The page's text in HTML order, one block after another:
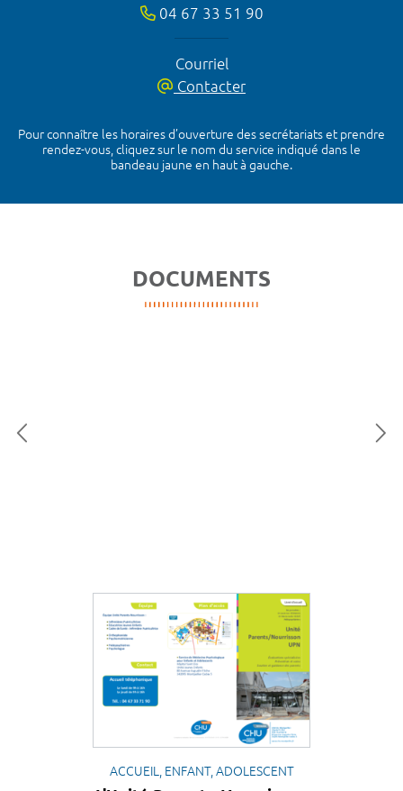
04 67 33 51 90
Courriel
Contacter
Pour connaître les horaires d’ouverture des secrétariats et prendre
rendez-vous, cliquez sur le nom du service indiqué dans le
bandeau jaune en haut à gauche.
DOCUMENTS
ACCUEIL, ENFANT, ADOLESCENT